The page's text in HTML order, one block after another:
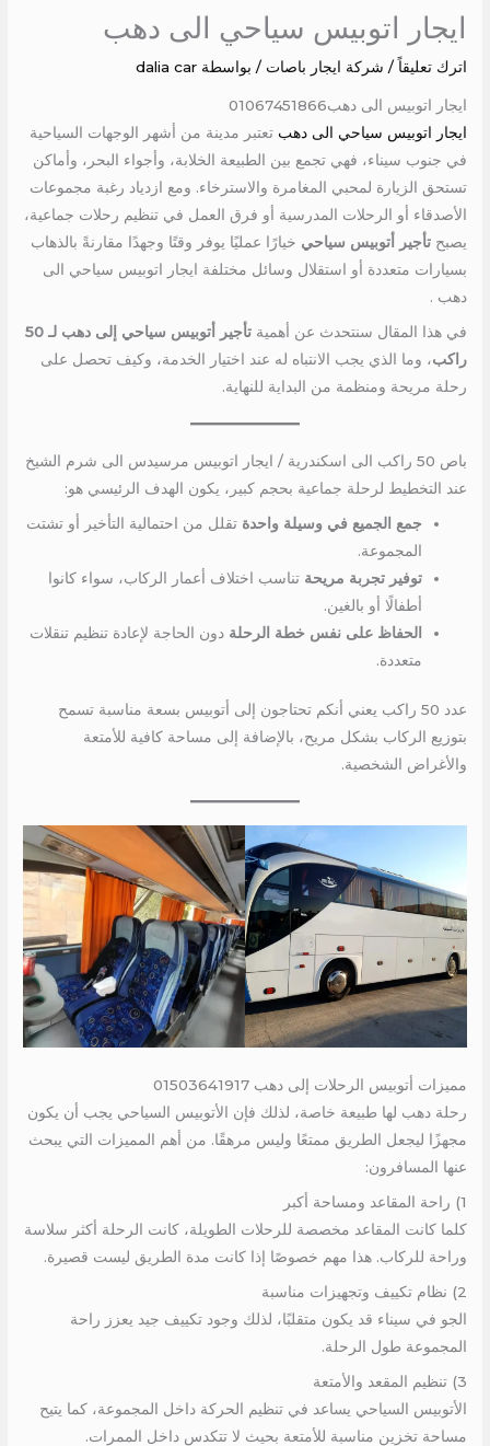
ايجار اتوبيس سياحي الى دهب
اترك تعليقاً / شركة ايجار باصات / بواسطة dalia car
ايجار اتوبيس الى دهب01067451866
ايجار اتوبيس سياحي الى دهب تعتبر مدينة من أشهر الوجهات السياحية
في جنوب سيناء، فهي تجمع بين الطبيعة الخلابة، وأجواء البحر، وأماكن
تستحق الزيارة لمحبي المغامرة والاسترخاء. ومع ازدياد رغبة مجموعات
الأصدقاء أو الرحلات المدرسية أو فرق العمل في تنظيم رحلات جماعية،
يصبحتأجير أتوبيس سياحي خيارًا عمليًا يوفر وقتًا وجهدًا مقارنةً بالذهاب
بسيارات متعددة أو استقلال وسائل مختلفة ايجار اتوبيس سياحي الى
دهب .
في هذا المقال سنتحدث عن أهمية
تأجير أتوبيس سياحي إلى دهب لـ 50
راكب، وما الذي يجب الانتباه له عند اختيار الخدمة، وكيف تحصل على
رحلة مريحة ومنظمة من البداية للنهاية.
باص 50 راكب الى اسكندرية / ايجار اتوبيس مرسيدس الى شرم الشيخ
عند التخطيط لرحلة جماعية بحجم كبير، يكون الهدف الرئيسي هو:
جمع الجميع في وسيلة واحدة تقلل من احتمالية التأخير أو تشتت
المجموعة.
توفير تجربة مريحة تناسب اختلاف أعمار الركاب، سواء كانوا
أطفالًا أو بالغين.
الحفاظ على نفس خطة الرحلة دون الحاجة لإعادة تنظيم تنقلات
متعددة.
عدد 50 راكب يعني أنكم تحتاجون إلى أتوبيس بسعة مناسبة تسمح
بتوزيع الركاب بشكل مريح، بالإضافة إلى مساحة كافية للأمتعة
والأغراض الشخصية.
مميزات أتوبيس الرحلات إلى دهب 01503641917
رحلة دهب لها طبيعة خاصة، لذلك فإن الأتوبيس السياحي يجب أن يكون
مجهزًا ليجعل الطريق ممتعًا وليس مرهقًا. من أهم المميزات التي يبحث
عنها المسافرون:
1) راحة المقاعد ومساحة أكبر
كلما كانت المقاعد مخصصة للرحلات الطويلة، كانت الرحلة أكثر سلاسة
وراحة للركاب. هذا مهم خصوصًا إذا كانت مدة الطريق ليست قصيرة.
2) نظام تكييف وتجهيزات مناسبة
الجو في سيناء قد يكون متقلبًا، لذلك وجود تكييف جيد يعزز راحة
المجموعة طول الرحلة.
3) تنظيم المقعد والأمتعة
الأتوبيس السياحي يساعد في تنظيم الحركة داخل المجموعة، كما يتيح
مساحة تخزين مناسبة للأمتعة بحيث لا تتكدس داخل الممرات.